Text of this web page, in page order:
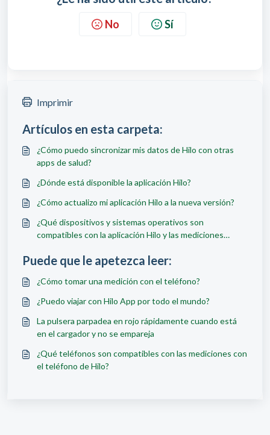
No Sí
Imprimir
Artículos en esta carpeta:
¿Cómo puedo sincronizar mis datos de Hilo con otras
apps de salud?
¿Dónde está disponible la aplicación Hilo?
¿Cómo actualizo mi aplicación Hilo a la nueva versión?
¿Qué dispositivos y sistemas operativos son
compatibles con la aplicación Hilo y las mediciones
Puede que le apetezca leer:
¿Cómo tomar una medición con el teléfono?
¿Puedo viajar con Hilo App por todo el mundo?
La pulsera parpadea en rojo rápidamente cuando está
en el cargador y no se empareja
¿Qué teléfonos son compatibles con las mediciones con
el teléfono de Hilo?